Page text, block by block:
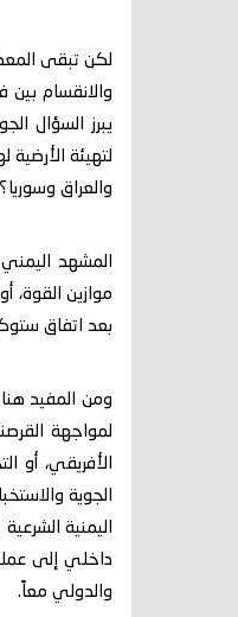
لكن تبقى
والانقسام
يبرز السؤال
لتهيئة الأرضية
والعراق وسوريا؟
المشهد
موازين القوة،
بعد اتفاق
ومن المفيد
لمواجهة
الأفريقي، أو
الجوية
اليمنية
داخلي إلى
والدولي معاً.